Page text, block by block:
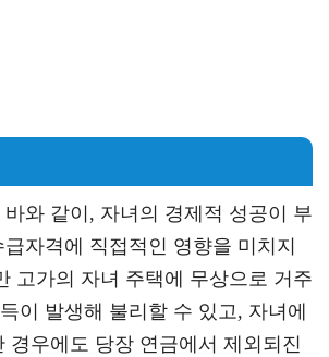
와 같이, 자녀의 경제적 성공이 부
자격에 직접적인 영향을 미치지
고가의 자녀 주택에 무상으로 거주
이 발생해 불리할 수 있고, 자녀에
경우에도 당장 연금에서 제외되진